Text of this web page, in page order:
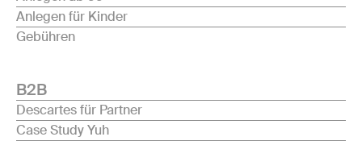
Anlegen für Kinder
Gebühren
B2B
Descartes für Partner
Case Study Yuh